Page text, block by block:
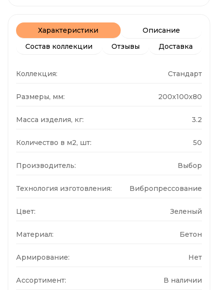
Характеристики
Описание
Состав коллекции
Отзывы Доставка
Коллекция: Стандарт
Размеры, мм: 200x100x80
Масса изделия, кг: 3.2
Количество в м2, шт: 50
Производитель: Выбор
Технология изготовления: Вибропрессование
Цвет: Зеленый
Материал: Бетон
Армирование: Нет
Ассортимент: В наличии